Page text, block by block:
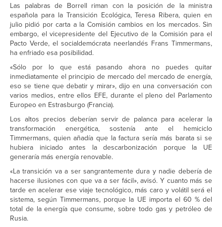
Las palabras de Borrell riman con la posición de la ministra
española para la Transición Ecológica, Teresa Ribera, quien en
julio pidió por carta a la Comisión cambios en los mercados. Sin
embargo, el vicepresidente del Ejecutivo de la Comisión para el
Pacto Verde, el socialdemócrata neerlandés Frans Timmermans,
ha enfriado esa posibilidad.
«Sólo por lo que está pasando ahora no puedes quitar
inmediatamente el principio de mercado del mercado de energía,
eso se tiene que debatir y mirar», dijo en una conversación con
varios medios, entre ellos EFE, durante el pleno del Parlamento
Europeo en Estrasburgo (Francia).
Los altos precios deberían servir de palanca para acelerar la
transformación energética, sostenía ante el hemiciclo
Timmermans, quien añadía que la factura sería más barata si se
hubiera iniciado antes la descarbonización porque la UE
generaría más energía renovable.
«La transición va a ser sangrantemente dura y nadie debería de
hacerse ilusiones con que va a ser fácil», avisó. Y cuanto más se
tarde en acelerar ese viaje tecnológico, más caro y volátil será el
sistema, según Timmermans, porque la UE importa el 60 % del
total de la energía que consume, sobre todo gas y petróleo de
Rusia.